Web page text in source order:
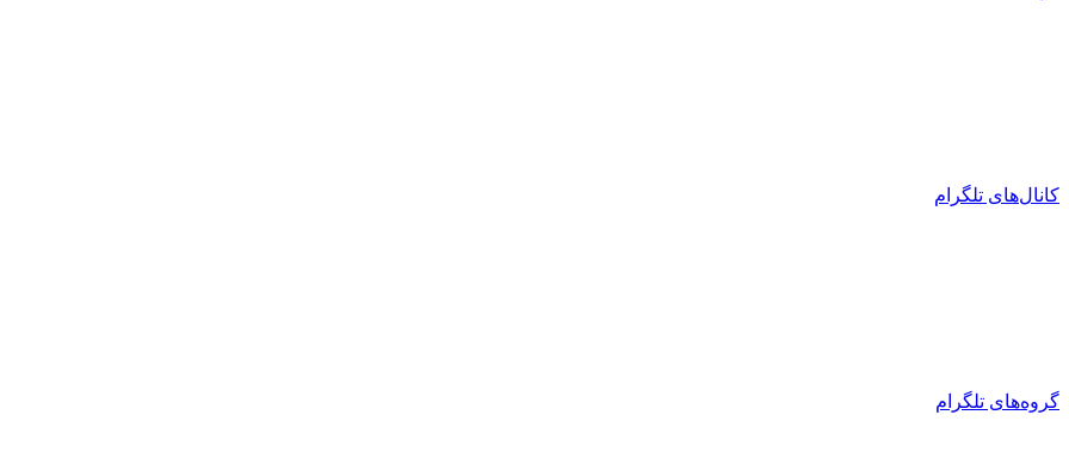
کانال‌های تلگرام
گروه‌های تلگرام